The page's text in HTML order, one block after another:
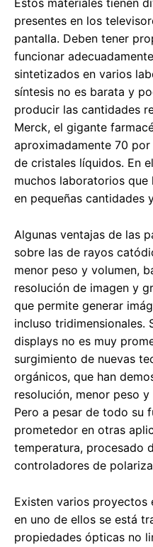
Estos materiales tienen
presentes en los
pantalla. Deben tener
funcionar
sintetizados en varios
síntesis no es barata y
producir las cantidades
Merck, el gigante
aproximadamente 70
de cristales líquidos. En
muchos laboratorios
en pequeñas cantidades
Algunas ventajas de las
sobre las de rayos
menor peso y volumen,
resolución de imagen y
que permite generar
incluso tridimensionales.
displays no es muy
surgimiento de nuevas
orgánicos, que han
resolución, menor peso
Pero a pesar de todo su
prometedor en otras
temperatura, procesado
controladores de
Existen varios proyectos
en uno de ellos se está
propiedades ópticas no